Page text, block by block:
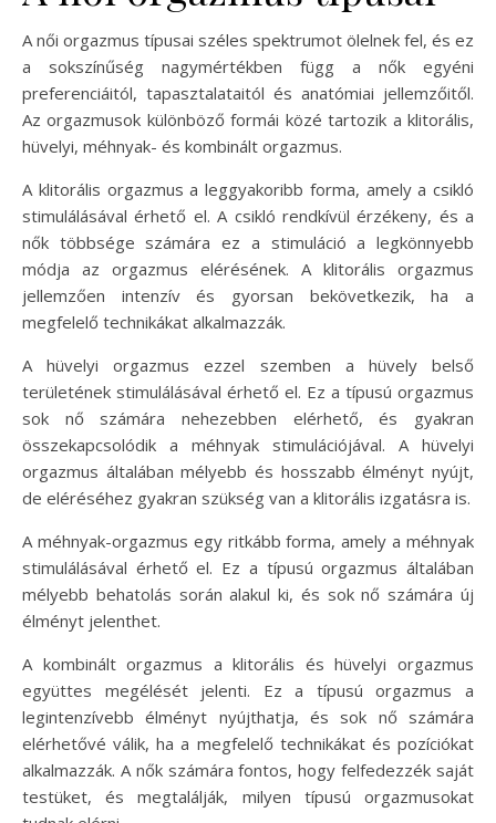
A női orgazmus típusai széles spektrumot ölelnek fel, és ez
a sokszínűség nagymértékben függ a nők egyéni
preferenciáitól, tapasztalataitól és anatómiai jellemzőitől.
Az orgazmusok különböző formái közé tartozik a klitorális,
hüvelyi, méhnyak- és kombinált orgazmus.
A klitorális orgazmus a leggyakoribb forma, amely a csikló
stimulálásával érhető el. A csikló rendkívül érzékeny, és a
nők többsége számára ez a stimuláció a legkönnyebb
módja az orgazmus elérésének. A klitorális orgazmus
jellemzően intenzív és gyorsan bekövetkezik, ha a
megfelelő technikákat alkalmazzák.
A hüvelyi orgazmus ezzel szemben a hüvely belső
területének stimulálásával érhető el. Ez a típusú orgazmus
sok nő számára nehezebben elérhető, és gyakran
összekapcsolódik a méhnyak stimulációjával. A hüvelyi
orgazmus általában mélyebb és hosszabb élményt nyújt,
de eléréséhez gyakran szükség van a klitorális izgatásra is.
A méhnyak-orgazmus egy ritkább forma, amely a méhnyak
stimulálásával érhető el. Ez a típusú orgazmus általában
mélyebb behatolás során alakul ki, és sok nő számára új
élményt jelenthet.
A kombinált orgazmus a klitorális és hüvelyi orgazmus
együttes megélését jelenti. Ez a típusú orgazmus a
legintenzívebb élményt nyújthatja, és sok nő számára
elérhetővé válik, ha a megfelelő technikákat és pozíciókat
alkalmazzák. A nők számára fontos, hogy felfedezzék saját
testüket, és megtalálják, milyen típusú orgazmusokat